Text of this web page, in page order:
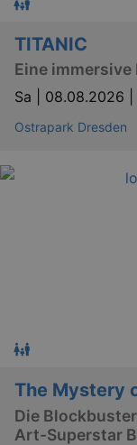
TITANIC
Eine immersive
Sa | 08.08.2026 |
Ostrapark Dresden
The Mystery
Die
Art-Superstar